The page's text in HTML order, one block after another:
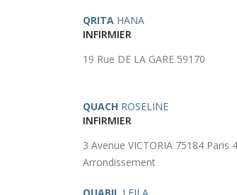
QRITA HANA
INFIRMIER
19 Rue DE LA GARE 59170
QUACH ROSELINE
INFIRMIER
3 Avenue VICTORIA 75184 Paris
Arrondissement